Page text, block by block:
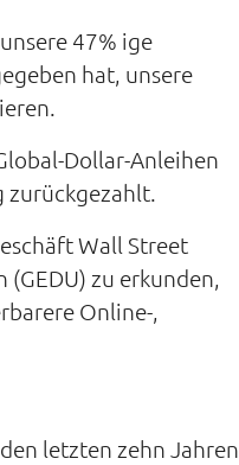
47% ige
hat, unsere
Dollar-Anleihen
zurückgezahlt.
Wall Street
zu erkunden,
Online-,
letzten zehn Jahren